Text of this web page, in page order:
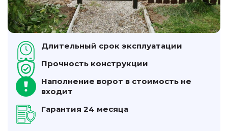
Длительный срок эксплуатации
Прочность конструкции
Наполнение ворот в стоимость не
входит
Гарантия 24 месяца